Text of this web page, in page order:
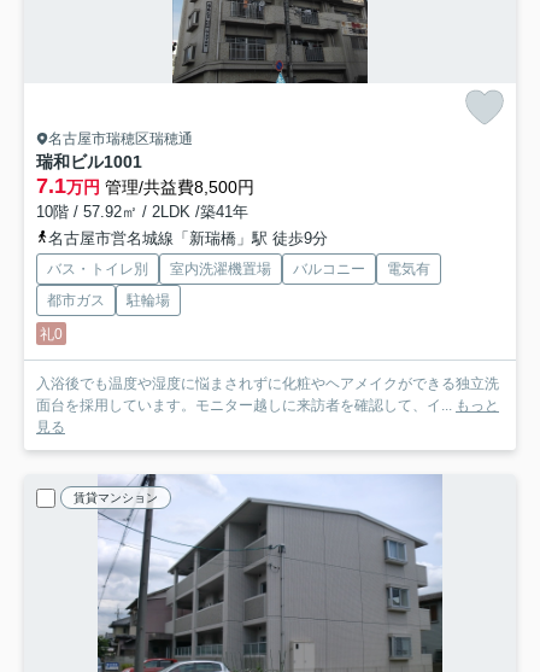
名古屋市瑞穂区瑞穂通
瑞和ビル1001
7.1万円 管理/共益費8,500円
10階 / 57.92㎡ / 2LDK /築41年
名古屋市営名城線「新瑞橋」駅 徒歩9分
バス・トイレ別 室内洗濯機置場 バルコニー
電気有
都市ガス
駐輪場
礼0
入浴後でも温度や湿度に悩まされずに化粧やヘアメイクができる独立洗
面台を採用しています。モニター越しに来訪者を確認して、イ... もっと
見る
賃貸マンション